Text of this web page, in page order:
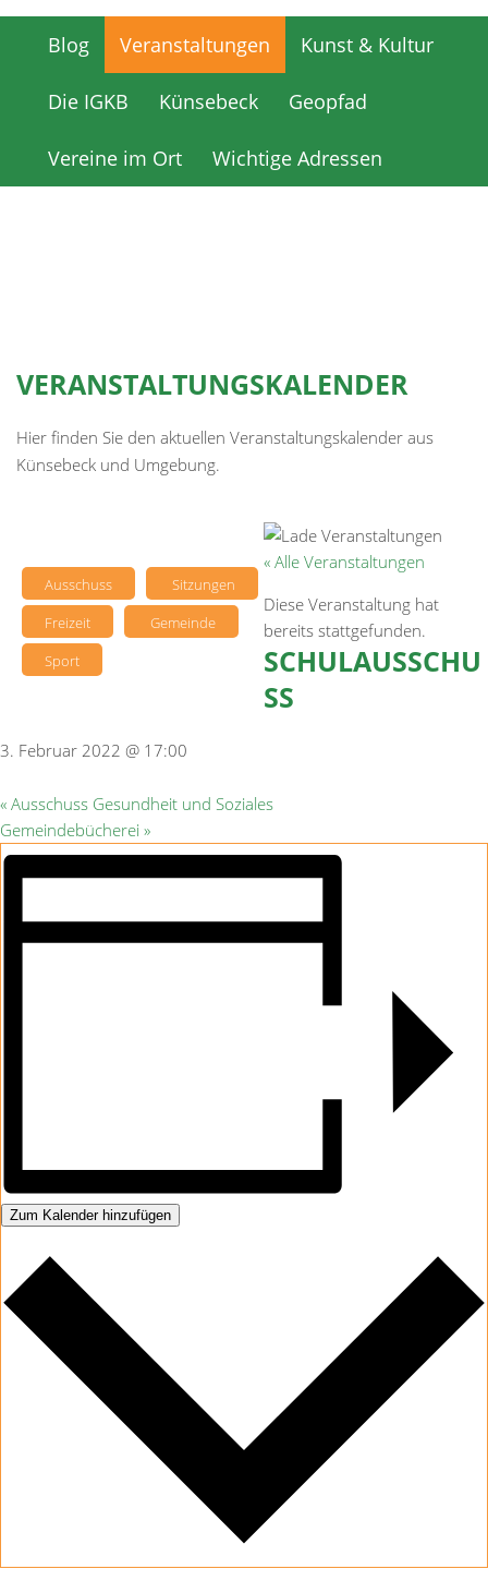
Blog Veranstaltungen Kunst & Kultur
Die IGKB Künsebeck Geopfad
Vereine im Ort Wichtige Adressen
VERANSTALTUNGSKALENDER
Hier finden Sie den aktuellen Veranstaltungskalender aus
Künsebeck und Umgebung.
Ausschuss
Sitzungen
Freizeit
Gemeinde
Sport
« Alle Veranstaltungen
Diese Veranstaltung hat
bereits stattgefunden.
SCHULAUSSCHU
SS
3. Februar 2022 @ 17:00
« Ausschuss Gesundheit und Soziales
Gemeindebücherei »
Zum Kalender hinzufügen